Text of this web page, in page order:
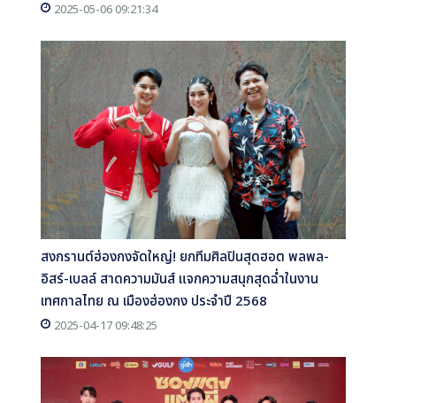
2025-05-06 09:21:34
สงกรานต์ฮ่องกงจัดใหญ่! ยกทีมศิลปินสุดฮอต พลพล-
อิสร์-เบลล์ สาดความมันส์ แจกความสนุกสุดฉ่ำในงาน
เทศกาลไทย ณ เมืองฮ่องกง ประจำปี 2568
2025-04-17 09:48:25